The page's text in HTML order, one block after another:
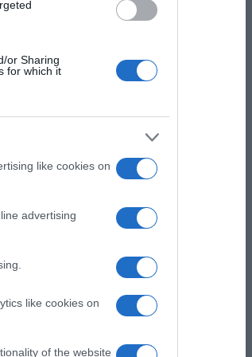
or Sharing
for which it
like cookies on
advertising
like cookies on
of the website
que
e
no